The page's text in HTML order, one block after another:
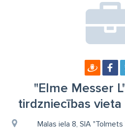
"Elme Messer
tirdzniecības vieta
Malas iela 8, SIA